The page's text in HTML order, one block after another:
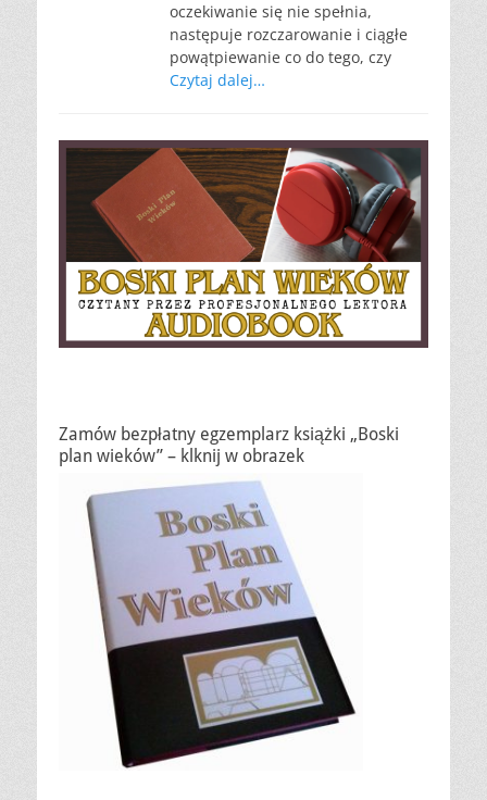
oczekiwanie się nie spełnia,
następuje rozczarowanie i ciągłe
powątpiewanie co do tego, czy
Czytaj dalej…
Zamów bezpłatny egzemplarz książki „Boski
plan wieków” – klknij w obrazek